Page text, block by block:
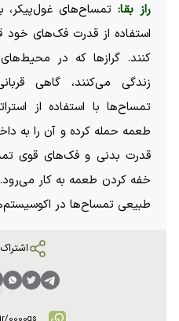
راز بقا:تمساح‌های غول‌پیکر،
استفاده از قدرت فک‌های خود
کنند. گراز‌ها که در
زندگی می‌کنند، گاهی
تمساح‌ها با استفاده از
طعمه حمله کرده و آن را به
قدرت بدنی و فک‌های قوی
خفه کردن طعمه به کار
طبیعی تمساح‌ها در